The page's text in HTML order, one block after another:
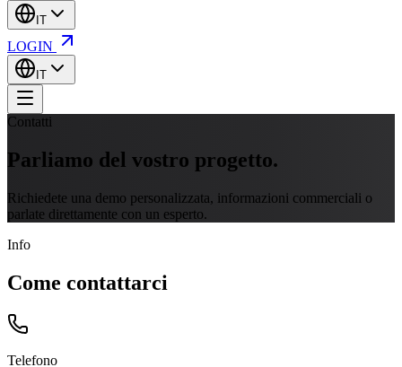
IT
LOGIN
IT
Contatti
Parliamo del vostro progetto.
Richiedete una demo personalizzata, informazioni commerciali o
parlate direttamente con un esperto.
Info
Come contattarci
Telefono